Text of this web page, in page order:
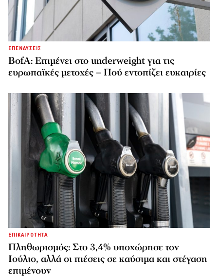
ΕΠΕΝΔΥΣΕΙΣ
BofA: Επιμένει στο underweight για τις
ευρωπαϊκές μετοχές – Πού εντοπίζει ευκαιρίες
ΕΠΙΚΑΙΡΟΤΗΤΑ
Πληθωρισμός: Στο 3,4% υποχώρησε τον
Ιούλιο, αλλά οι πιέσεις σε καύσιμα και στέγαση
επιμένουν